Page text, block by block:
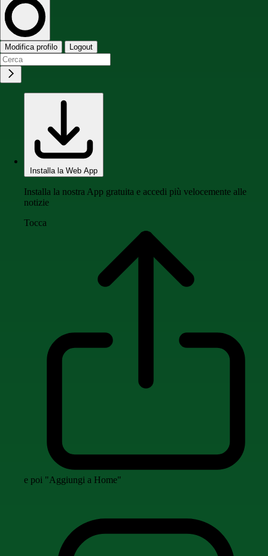
Modifica profilo Logout
Installa la Web App
Installa la nostra App gratuita e accedi più velocemente alle
notizie
Tocca
e poi "Aggiungi a Home"